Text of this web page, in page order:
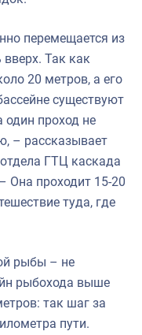
перемещается из
Так как
20 метров, а его
существуют
один проход не
– рассказывает
ГТЦ каскада
Она проходит 15-20
туда, где
рыбы – не
рыбохода выше
так шаг за
пути.